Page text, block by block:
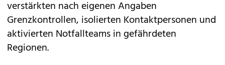
verstärkten nach eigenen Angaben
Grenzkontrollen, isolierten Kontaktpersonen und
aktivierten Notfallteams in gefährdeten
Regionen.